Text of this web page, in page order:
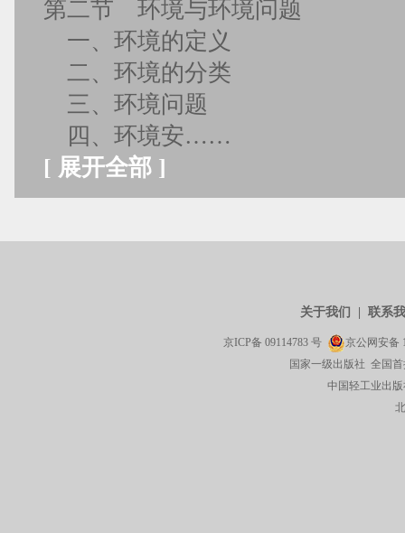
第二节 环境与环境问题
一、环境的定义
二、环境的分类
三、环境问题
四、环境安……
[ 展开全部 ]
关于我们 联系
京ICP备 09114783 号 京公网安备
国家一级出版社 全国
中国轻工业出版